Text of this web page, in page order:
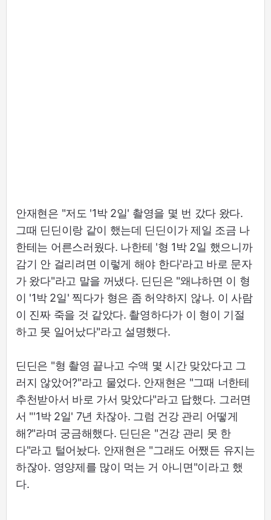
안재현은 "저도 '1박 2일' 촬영을 몇 번 갔다 왔다.
그때 딘딘이랑 같이 했는데 딘딘이가 제일 조금 나
한테는 어른스러웠다. 나한테 '형 1박 2일 했으니까
감기 안 걸리려면 이렇게 해야 한다'라고 바로 문자
가 왔다"라고 말을 꺼냈다. 딘딘은 "왜냐하면 이 형
이 '1박 2일' 찍다가 형은 좀 허약하지 않나. 이 사람
이 진짜 죽을 것 같았다. 촬영하다가 이 형이 기절
하고 못 일어났다"라고 설명했다.
딘딘은 "형 촬영 끝나고 수액 몇 시간 맞았다고 그
러지 않았어?"라고 물었다. 안재현은 "그때 너한테
추천받아서 바로 가서 맞았다"라고 답했다. 그러면
서 "'1박 2일' 7년 차잖아. 그럼 건강 관리 어떻게
해?"라며 궁금해했다. 딘딘은 "건강 관리 못 한
다"라고 털어놨다. 안재현은 "그래도 어쨌든 유지는
하잖아. 영양제를 많이 먹는 거 아니면"이라고 했
다.